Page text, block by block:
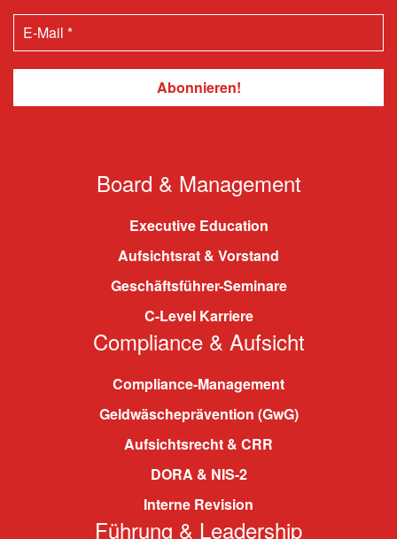
Board & Management
Executive Education
Aufsichtsrat & Vorstand
Geschäftsführer-Seminare
C-Level Karriere
Compliance & Aufsicht
Compliance-Management
Geldwäscheprävention (GwG)
Aufsichtsrecht & CRR
DORA & NIS-2
Interne Revision
Führung & Leadership